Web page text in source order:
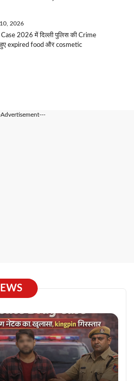
2026
2026 में दिल्ली पुलिस की Crime
हुए expired food और cosmetic